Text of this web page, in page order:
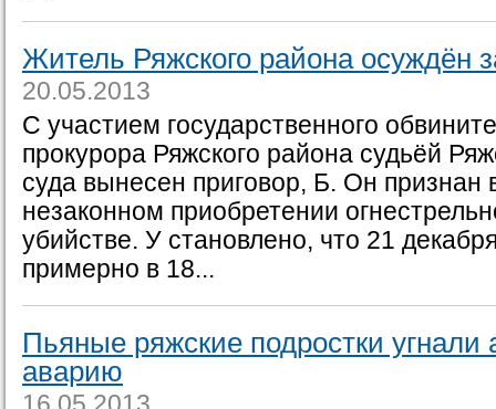
Житель Ряжского района осуждён
20.05.2013
С участием государственного
прокурора Ряжского района судьёй
суда вынесен приговор, Б. Он признан
незаконном приобретении
убийстве. У становлено, что 21
примерно в 18...
Пьяные ряжские подростки угнали
аварию